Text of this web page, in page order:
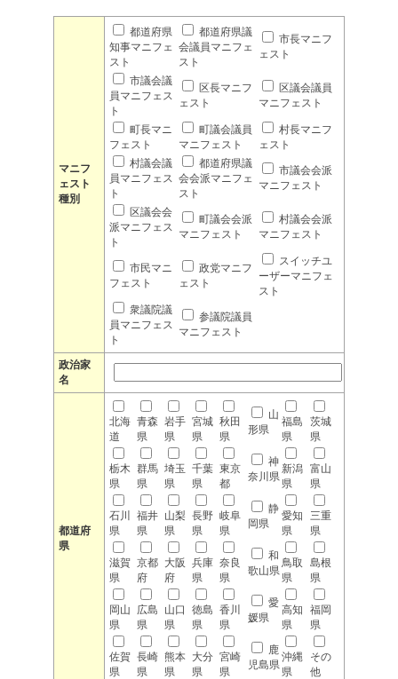
マニフ
ェスト
種別
都道府県
知事マニフェ
スト
都道府県議
会議員マニフェ
スト
市長マニフ
ェスト
市議会議
員マニフェス
ト
区長マニフ
ェスト
区議会議員
マニフェスト
町長マニ
フェスト
町議会議員
マニフェスト
村長マニフ
ェスト
村議会議
員マニフェス
ト
都道府県議
会会派マニフェ
スト
市議会会派
マニフェスト
区議会会
派マニフェス
ト
町議会会派
マニフェスト
村議会会派
マニフェスト
市民マニ
フェスト
政党マニフ
ェスト
スイッチユ
ーザーマニフェ
スト
衆議院議
員マニフェス
ト
参議院議員
マニフェスト
政治家
名
都道府
県
北海
道
青森
県
岩手
県
宮城
県
秋田
県
山
形県
福島
県
茨城
県
栃木
県
群馬
県
埼玉
県
千葉
県
東京
都
神
奈川県
新潟
県
富山
県
石川
県
福井
県
山梨
県
長野
県
岐阜
県
静
岡県
愛知
県
三重
県
滋賀
県
京都
府
大阪
府
兵庫
県
奈良
県
和
歌山県
鳥取
県
島根
県
岡山
県
広島
県
山口
県
徳島
県
香川
県
愛
媛県
高知
県
福岡
県
佐賀
県
長崎
県
熊本
県
大分
県
宮崎
県
鹿
児島県
沖縄
県
その
他